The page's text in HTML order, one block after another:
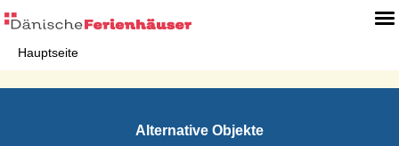
Hauptseite
Alternative Objekte